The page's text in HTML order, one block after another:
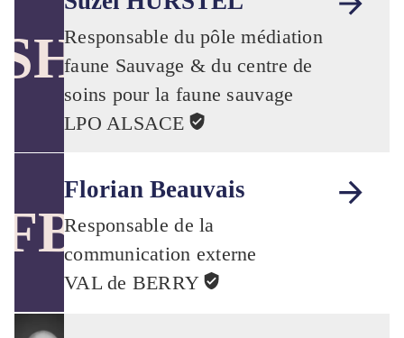
SHResponsable du pôle médiation
faune Sauvage & du centre de
soins pour la faune sauvage
LPO ALSACE
FB
Florian Beauvais
Responsable de la
communication externe
VAL de BERRY